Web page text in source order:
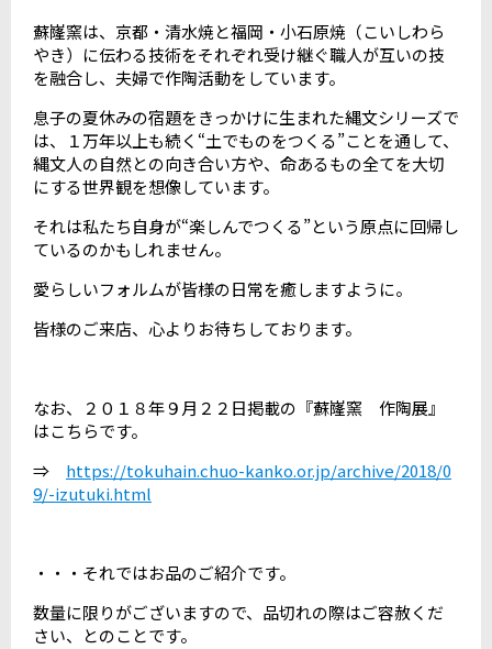
蘇嶐窯は、京都・清水焼と福岡・小石原焼（こいしわら
やき）に伝わる技術をそれぞれ受け継ぐ職人が互いの技
を融合し、夫婦で作陶活動をしています。
息子の夏休みの宿題をきっかけに生まれた縄文シリーズで
は、１万年以上も続く“土でものをつくる”ことを通して、
縄文人の自然との向き合い方や、命あるもの全てを大切
にする世界観を想像しています。
それは私たち自身が“楽しんでつくる”という原点に回帰し
ているのかもしれません。
愛らしいフォルムが皆様の日常を癒しますように。
皆様のご来店、心よりお待ちしております。
なお、２０１８年９月２２日掲載の『蘇嶐窯 作陶展』
はこちらです。
⇒ https://tokuhain.chuo-kanko.or.jp/archive/2018/0
9/-izutuki.html
・・・それではお品のご紹介です。
数量に限りがございますので、品切れの際はご容赦くだ
さい、とのことです。